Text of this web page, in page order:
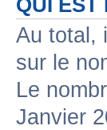
QUI EST
Au total,
sur le
Le
Janvier